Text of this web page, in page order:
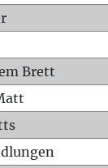
Brett